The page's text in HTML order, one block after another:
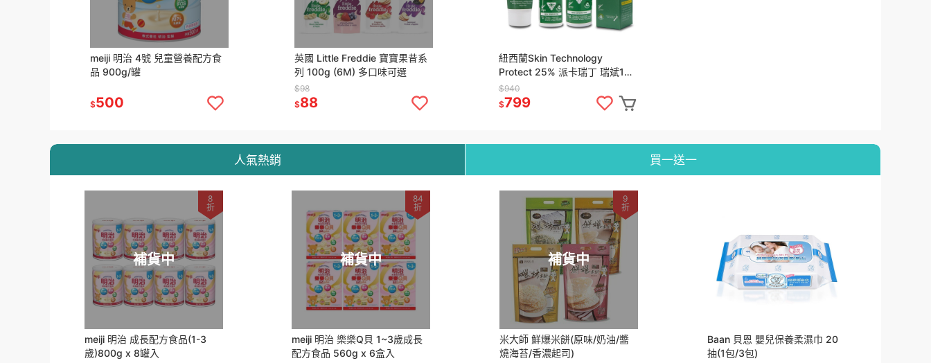
meiji 明治 4號 兒童營養配方食
品 900g/罐
$500
英國 Little Freddie 寶寶果昔系
列 100g (6M) 多口味可選
$98
$88
紐西蘭Skin Technology
Protect 25% 派卡瑞丁 瑞斌12H
長效防蚊液系列(滾珠/乳霜/噴
液)
$940
$799
人氣熱銷 買一送一
補貨中
8
折
meiji 明治 成長配方食品(1-3
歲)800g x 8罐入
補貨中
84
折
meiji 明治 樂樂Q貝 1~3歲成長
配方食品 560g x 6盒入
補貨中
9
折
米大師 鮮爆米餅(原味/奶油/醬
燒海苔/香濃起司)
Baan 貝恩 嬰兒保養柔濕巾 20
抽(1包/3包)